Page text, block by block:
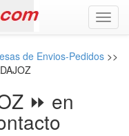
de Envios-Pedidos >>
⏩ en